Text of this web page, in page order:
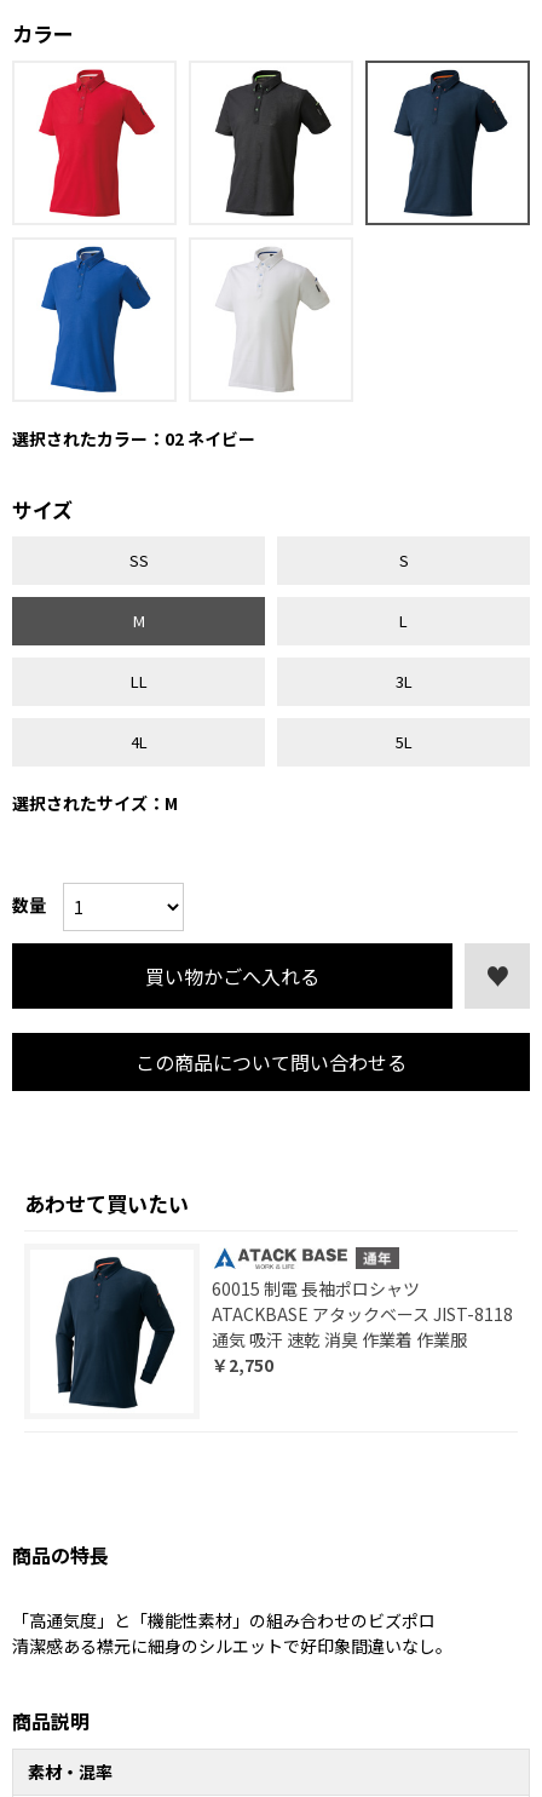
カラー
選択されたカラー：02 ネイビー
サイズ
SS S
M L
LL 3L
4L 5L
選択されたサイズ：M
数量
あわせて買いたい
60015 制電 長袖ポロシャツ
ATACKBASE アタックベース JIST-8118
通気 吸汗 速乾 消臭 作業着 作業服
￥2,750
この商品について問い合わせる
商品の特長
「高通気度」と「機能性素材」の組み合わせのビズポロ
清潔感ある襟元に細身のシルエットで好印象間違いなし。
商品説明
素材・混率